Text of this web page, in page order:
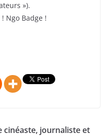
»).
Ngo Badge !
cinéaste, journaliste et